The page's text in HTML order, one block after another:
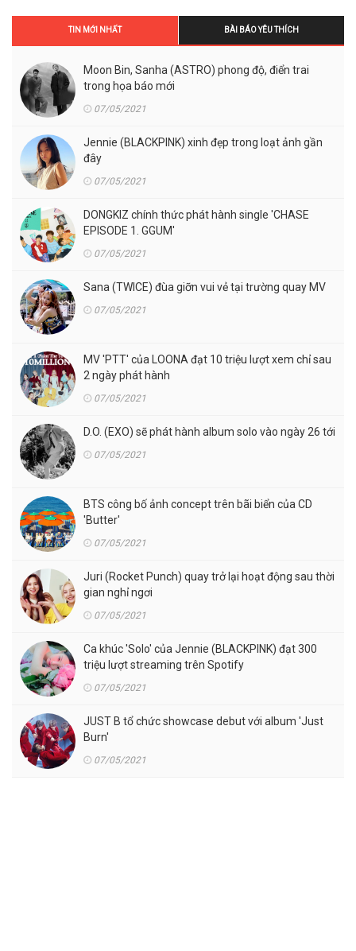
TIN MỚI NHẤT BÀI BÁO YÊU THÍCH
Moon Bin, Sanha (ASTRO) phong độ, điển trai
trong họa báo mới
07/05/2021
Jennie (BLACKPINK) xinh đẹp trong loạt ảnh gần
đây
07/05/2021
DONGKIZ chính thức phát hành single 'CHASE
EPISODE 1. GGUM'
07/05/2021
Sana (TWICE) đùa giỡn vui vẻ tại trường quay MV
07/05/2021
MV 'PTT' của LOONA đạt 10 triệu lượt xem chỉ sau
2 ngày phát hành
07/05/2021
D.O. (EXO) sẽ phát hành album solo vào ngày 26 tới
07/05/2021
BTS công bố ảnh concept trên bãi biển của CD
'Butter'
07/05/2021
Juri (Rocket Punch) quay trở lại hoạt động sau thời
gian nghỉ ngơi
07/05/2021
Ca khúc 'Solo' của Jennie (BLACKPINK) đạt 300
triệu lượt streaming trên Spotify
07/05/2021
JUST B tổ chức showcase debut với album 'Just
Burn'
07/05/2021